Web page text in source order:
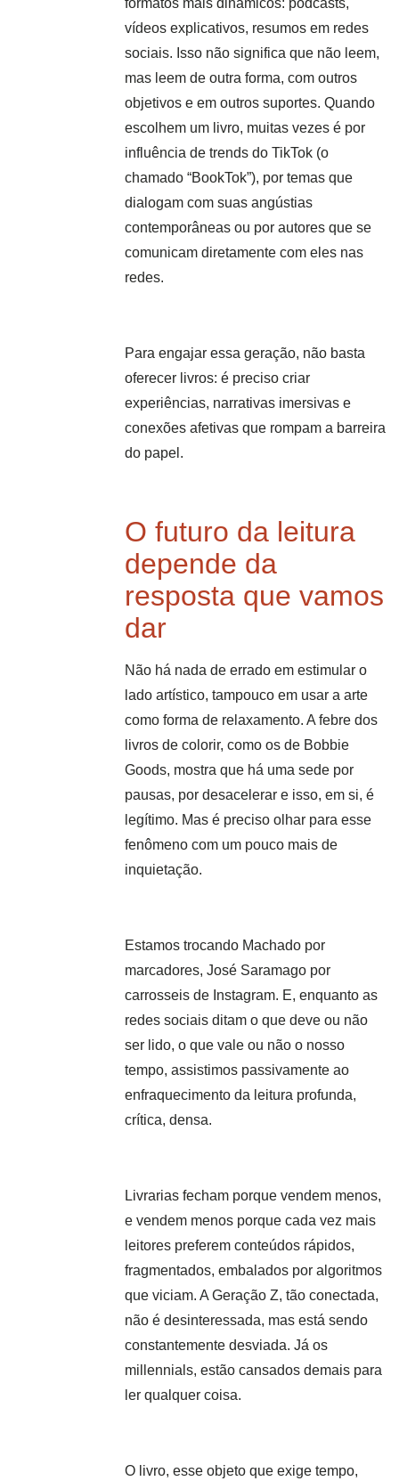
vídeos explicativos, resumos em redes
sociais. Isso não significa que não leem,
mas leem de outra forma, com outros
objetivos e em outros suportes. Quando
escolhem um livro, muitas vezes é por
influência de trends do TikTok (o
chamado “BookTok”), por temas que
dialogam com suas angústias
contemporâneas ou por autores que se
comunicam diretamente com eles nas
redes.
Para engajar essa geração, não basta
oferecer livros: é preciso criar
experiências, narrativas imersivas e
conexões afetivas que rompam a barreira
do papel.
O futuro da leitura
depende da
resposta que vamos
dar
Não há nada de errado em estimular o
lado artístico, tampouco em usar a arte
como forma de relaxamento. A febre dos
livros de colorir, como os de Bobbie
Goods, mostra que há uma sede por
pausas, por desacelerar e isso, em si, é
legítimo. Mas é preciso olhar para esse
fenômeno com um pouco mais de
inquietação.
Estamos trocando Machado por
marcadores, José Saramago por
carrosseis de Instagram. E, enquanto as
redes sociais ditam o que deve ou não
ser lido, o que vale ou não o nosso
tempo, assistimos passivamente ao
enfraquecimento da leitura profunda,
crítica, densa.
Livrarias fecham porque vendem menos,
e vendem menos porque cada vez mais
leitores preferem conteúdos rápidos,
fragmentados, embalados por algoritmos
que viciam. A Geração Z, tão conectada,
não é desinteressada, mas está sendo
constantemente desviada. Já os
millennials, estão cansados demais para
ler qualquer coisa.
O livro, esse objeto que exige tempo,